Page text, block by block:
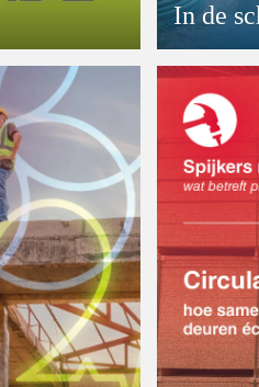
In de